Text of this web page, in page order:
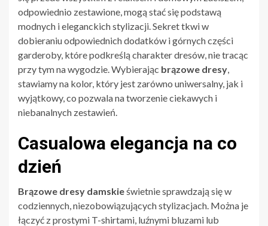
odpowiednio zestawione, mogą stać się podstawą
modnych i eleganckich stylizacji. Sekret tkwi w
dobieraniu odpowiednich dodatków i górnych części
garderoby, które podkreślą charakter dresów, nie tracąc
przy tym na wygodzie. Wybierając brązowe dresy
stawiamy na kolor, który jest zarówno uniwersalny, jak i
wyjątkowy, co pozwala na tworzenie ciekawych i
niebanalnych zestawień.
Casualowa elegancja na co
dzień
Brązowe dresy damskieświetnie sprawdzają się w
codziennych, niezobowiązujących stylizacjach. Można je
łączyć z prostymi T-shirtami, luźnymi bluzami lub